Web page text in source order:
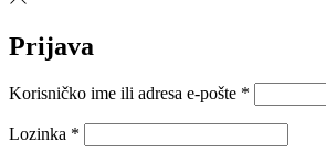
Prijava
Korisničko ime ili adresa e-pošte *
Lozinka *